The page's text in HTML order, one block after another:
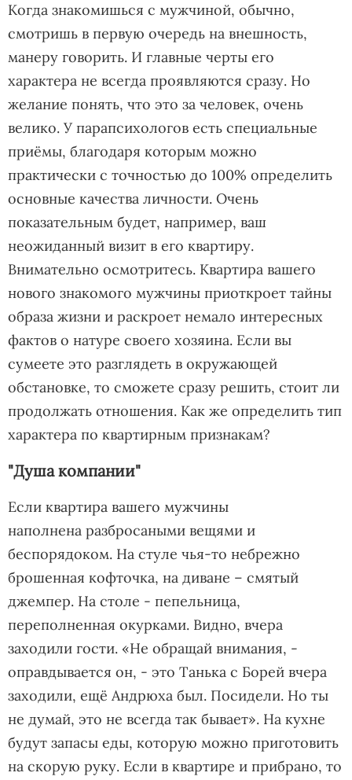
Когда знакомишься с мужчиной, обычно,
смотришь в первую очередь на внешность,
манеру говорить. И главные черты его
характера не всегда проявляются сразу. Но
желание понять, что это за человек, очень
велико. У парапсихологов есть специальные
приёмы, благодаря которым можно
практически с точностью до 100% определить
основные качества личности. Очень
показательным будет, например, ваш
неожиданный визит в его квартиру.
Внимательно осмотритесь. Квартира вашего
нового знакомого мужчины приоткроет тайны
образа жизни и раскроет немало интересных
фактов о натуре своего хозяина. Если вы
сумеете это разглядеть в окружающей
обстановке, то сможете сразу решить, стоит ли
продолжать отношения. Как же определить тип
характера по квартирным признакам?
"Душа компании"
Если квартира вашего мужчины
наполнена разбросаными вещями и
беспорядоком. На стуле чья-то небрежно
брошенная кофточка, на диване – смятый
джемпер. На столе - пепельница,
переполненная окурками. Видно, вчера
заходили гости. «Не обращай внимания, -
оправдывается он, - это Танька с Борей вчера
заходили, ещё Андрюха был. Посидели. Но ты
не думай, это не всегда так бывает». На кухне
будут запасы еды, которую можно приготовить
на скорую руку. Если в квартире и прибрано, то